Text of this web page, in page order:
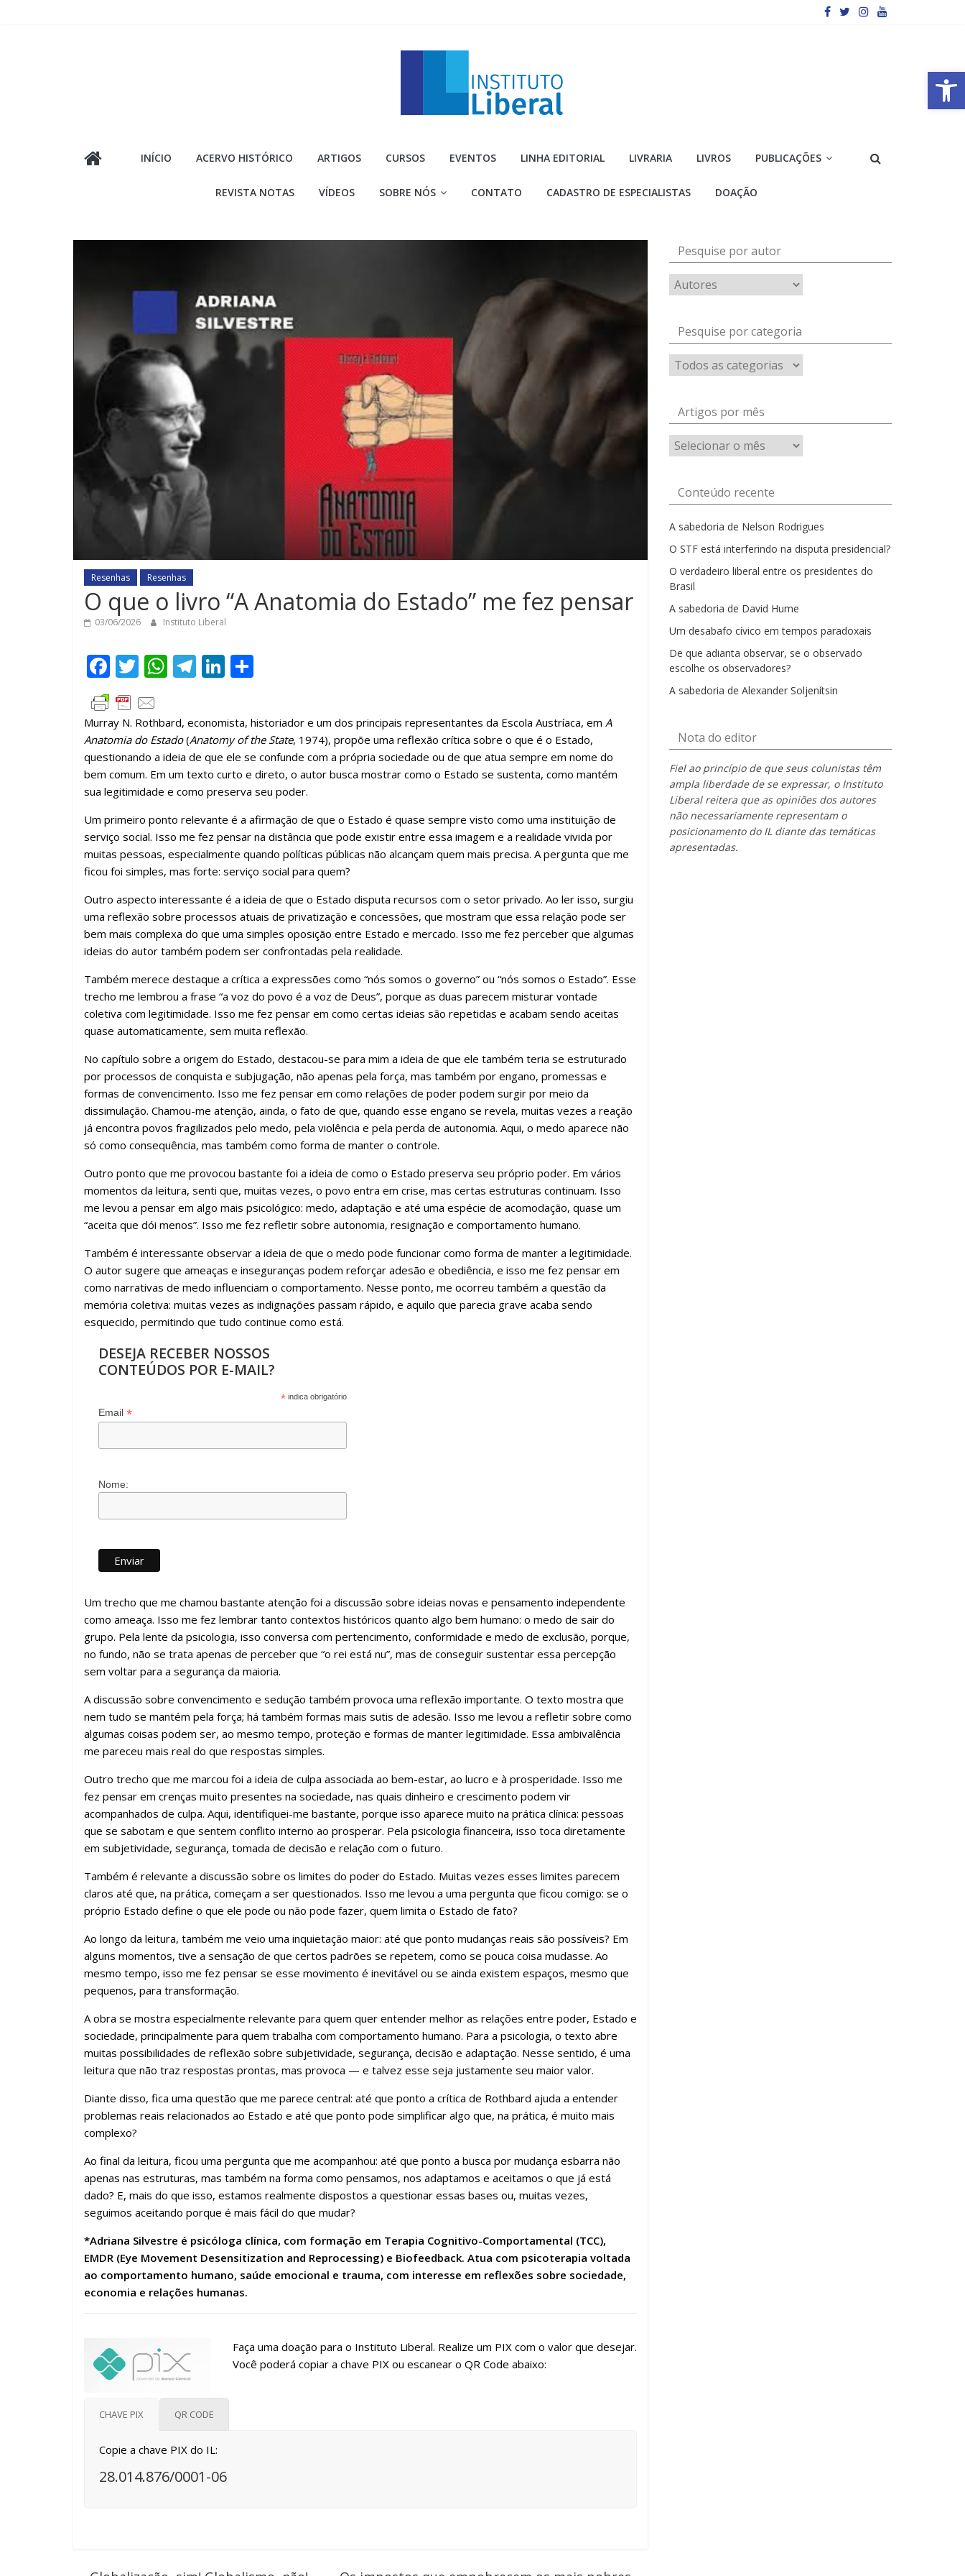
Barra de Ferramentas Aberta
Liberal
a
INÍCIO ACERVO HISTÓRICO ARTIGOS CURSOS EVENTOS LINHA EDITORIAL LIVRARIA LIVROS PUBLICAÇÕES
REVISTA NOTAS VÍDEOS SOBRE NÓS CONTATO CADASTRO DE ESPECIALISTAS DOAÇÃO
Resenhas Resenhas
O que o livro “A Anatomia do Estado” me fez pensar
03/06/2026 Instituto Liberal
F
ac
e
b
o
o
k
T
w
itt
er
W
at
s
A
p
p
T
gr
a
m
Li
k
e
dI
n
m
p
ar
til
h
ar
Murray N. Rothbard, economista, historiador e um dos principais representantes da Escola Austríaca, em A
Anatomia do Estado(Anatomy of the State, 1974), propõe uma reflexão crítica sobre o que é o Estado,
questionando a ideia de que ele se confunde com a própria sociedade ou de que atua sempre em nome do
bem comum. Em um texto curto e direto, o autor busca mostrar como o Estado se sustenta, como mantém
sua legitimidade e como preserva seu poder.
Um primeiro ponto relevante é a afirmação de que o Estado é quase sempre visto como uma instituição de
serviço social. Isso me fez pensar na distância que pode existir entre essa imagem e a realidade vivida por
muitas pessoas, especialmente quando políticas públicas não alcançam quem mais precisa. A pergunta que me
ficou foi simples, mas forte: serviço social para quem?
Outro aspecto interessante é a ideia de que o Estado disputa recursos com o setor privado. Ao ler isso, surgiu
uma reflexão sobre processos atuais de privatização e concessões, que mostram que essa relação pode ser
bem mais complexa do que uma simples oposição entre Estado e mercado. Isso me fez perceber que algumas
ideias do autor também podem ser confrontadas pela realidade.
Também merece destaque a crítica a expressões como “nós somos o governo” ou “nós somos o Estado”. Esse
trecho me lembrou a frase “a voz do povo é a voz de Deus”, porque as duas parecem misturar vontade
coletiva com legitimidade. Isso me fez pensar em como certas ideias são repetidas e acabam sendo aceitas
quase automaticamente, sem muita reflexão.
No capítulo sobre a origem do Estado, destacou-se para mim a ideia de que ele também teria se estruturado
por processos de conquista e subjugação, não apenas pela força, mas também por engano, promessas e
formas de convencimento. Isso me fez pensar em como relações de poder podem surgir por meio da
dissimulação. Chamou-me atenção, ainda, o fato de que, quando esse engano se revela, muitas vezes a reação
já encontra povos fragilizados pelo medo, pela violência e pela perda de autonomia. Aqui, o medo aparece não
só como consequência, mas também como forma de manter o controle.
Outro ponto que me provocou bastante foi a ideia de como o Estado preserva seu próprio poder. Em vários
momentos da leitura, senti que, muitas vezes, o povo entra em crise, mas certas estruturas continuam. Isso
me levou a pensar em algo mais psicológico: medo, adaptação e até uma espécie de acomodação, quase um
“aceita que dói menos”. Isso me fez refletir sobre autonomia, resignação e comportamento humano.
Também é interessante observar a ideia de que o medo pode funcionar como forma de manter a legitimidade.
O autor sugere que ameaças e inseguranças podem reforçar adesão e obediência, e isso me fez pensar em
como narrativas de medo influenciam o comportamento. Nesse ponto, me ocorreu também a questão da
memória coletiva: muitas vezes as indignações passam rápido, e aquilo que parecia grave acaba sendo
esquecido, permitindo que tudo continue como está.
DESEJA RECEBER NOSSOS
CONTEÚDOS POR E-MAIL?
*indica obrigatório
Email *
Nome:
Um trecho que me chamou bastante atenção foi a discussão sobre ideias novas e pensamento independente
como ameaça. Isso me fez lembrar tanto contextos históricos quanto algo bem humano: o medo de sair do
grupo. Pela lente da psicologia, isso conversa com pertencimento, conformidade e medo de exclusão, porque,
no fundo, não se trata apenas de perceber que “o rei está nu”, mas de conseguir sustentar essa percepção
sem voltar para a segurança da maioria.
A discussão sobre convencimento e sedução também provoca uma reflexão importante. O texto mostra que
nem tudo se mantém pela força; há também formas mais sutis de adesão. Isso me levou a refletir sobre como
algumas coisas podem ser, ao mesmo tempo, proteção e formas de manter legitimidade. Essa ambivalência
me pareceu mais real do que respostas simples.
Outro trecho que me marcou foi a ideia de culpa associada ao bem-estar, ao lucro e à prosperidade. Isso me
fez pensar em crenças muito presentes na sociedade, nas quais dinheiro e crescimento podem vir
acompanhados de culpa. Aqui, identifiquei-me bastante, porque isso aparece muito na prática clínica: pessoas
que se sabotam e que sentem conflito interno ao prosperar. Pela psicologia financeira, isso toca diretamente
em subjetividade, segurança, tomada de decisão e relação com o futuro.
Também é relevante a discussão sobre os limites do poder do Estado. Muitas vezes esses limites parecem
claros até que, na prática, começam a ser questionados. Isso me levou a uma pergunta que ficou comigo: se o
próprio Estado define o que ele pode ou não pode fazer, quem limita o Estado de fato?
Ao longo da leitura, também me veio uma inquietação maior: até que ponto mudanças reais são possíveis? Em
alguns momentos, tive a sensação de que certos padrões se repetem, como se pouca coisa mudasse. Ao
mesmo tempo, isso me fez pensar se esse movimento é inevitável ou se ainda existem espaços, mesmo que
pequenos, para transformação.
A obra se mostra especialmente relevante para quem quer entender melhor as relações entre poder, Estado e
sociedade, principalmente para quem trabalha com comportamento humano. Para a psicologia, o texto abre
muitas possibilidades de reflexão sobre subjetividade, segurança, decisão e adaptação. Nesse sentido, é uma
leitura que não traz respostas prontas, mas provoca — e talvez esse seja justamente seu maior valor.
Diante disso, fica uma questão que me parece central: até que ponto a crítica de Rothbard ajuda a entender
problemas reais relacionados ao Estado e até que ponto pode simplificar algo que, na prática, é muito mais
complexo?
Ao final da leitura, ficou uma pergunta que me acompanhou: até que ponto a busca por mudança esbarra não
apenas nas estruturas, mas também na forma como pensamos, nos adaptamos e aceitamos o que já está
dado? E, mais do que isso, estamos realmente dispostos a questionar essas bases ou, muitas vezes,
seguimos aceitando porque é mais fácil do que mudar?
*Adriana Silvestre é psicóloga clínica, com formação em Terapia Cognitivo-Comportamental (TCC),
EMDR (Eye Movement Desensitization and Reprocessing) e Biofeedback. Atua com psicoterapia voltada
ao comportamento humano, saúde emocional e trauma, com interesse em reflexões sobre sociedade,
economia e relações humanas.
Faça uma doação para o Instituto Liberal. Realize um PIX com o valor que desejar.
Você poderá copiar a chave PIX ou escanear o QR Code abaixo:
CHAVE PIX QR CODE
Copie a chave PIX do IL:
28.014.876/0001-06
Pesquise por autor
Pesquise por categoria
Artigos por mês
Artigos
por
Conteúdo recente
A sabedoria de Nelson Rodrigues
O STF está interferindo na disputa presidencial?
O verdadeiro liberal entre os presidentes do
Brasil
A sabedoria de David Hume
Um desabafo cívico em tempos paradoxais
De que adianta observar, se o observado
escolhe os observadores?
A sabedoria de Alexander Soljenítsin
Nota do editor
Fiel ao princípio de que seus colunistas têm
ampla liberdade de se expressar, o Instituto
Liberal reitera que as opiniões dos autores
não necessariamente representam o
posicionamento do IL diante das temáticas
apresentadas.